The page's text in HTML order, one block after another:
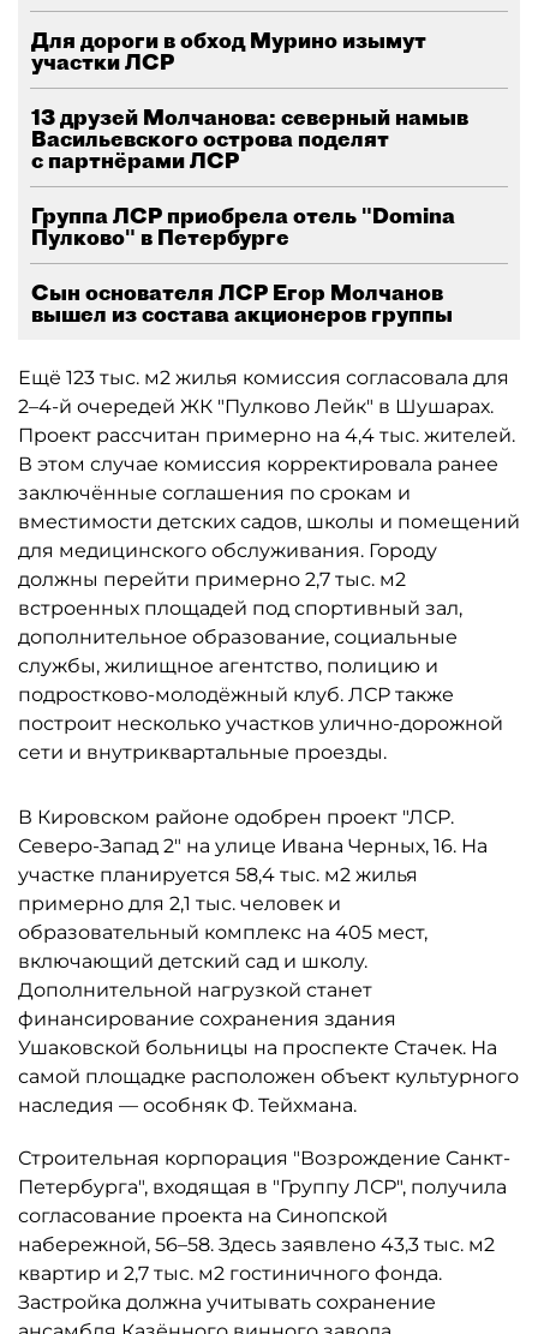
Для дороги в обход Мурино изымут
участки ЛСР
13 друзей Молчанова: северный намыв
Васильевского острова поделят
с партнёрами ЛСР
Группа ЛСР приобрела отель "Domina
Пулково" в Петербурге
Сын основателя ЛСР Егор Молчанов
вышел из состава акционеров группы
Ещё 123 тыс. м2 жилья комиссия согласовала для
2–4-й очередей ЖК "Пулково Лейк" в Шушарах.
Проект рассчитан примерно на 4,4 тыс. жителей.
В этом случае комиссия корректировала ранее
заключённые соглашения по срокам и
вместимости детских садов, школы и помещений
для медицинского обслуживания. Городу
должны перейти примерно 2,7 тыс. м2
встроенных площадей под спортивный зал,
дополнительное образование, социальные
службы, жилищное агентство, полицию и
подростково-молодёжный клуб. ЛСР также
построит несколько участков улично-дорожной
сети и внутриквартальные проезды.
В Кировском районе одобрен проект "ЛСР.
Северо-Запад 2" на улице Ивана Черных, 16. На
участке планируется 58,4 тыс. м2 жилья
примерно для 2,1 тыс. человек и
образовательный комплекс на 405 мест,
включающий детский сад и школу.
Дополнительной нагрузкой станет
финансирование сохранения здания
Ушаковской больницы на проспекте Стачек. На
самой площадке расположен объект культурного
наследия — особняк Ф. Тейхмана.
Строительная корпорация "Возрождение Санкт-
Петербурга", входящая в "Группу ЛСР", получила
согласование проекта на Синопской
набережной, 56–58. Здесь заявлено 43,3 тыс. м2
квартир и 2,7 тыс. м2 гостиничного фонда.
Застройка должна учитывать сохранение